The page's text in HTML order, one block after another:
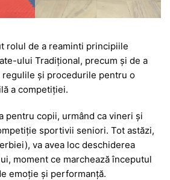
rolul de a reaminti principiile
ului Tradițional, precum și de a
și procedurile pentru o
a competiției.
pentru copii, urmând ca vineri și
sportivii seniori. Tot astăzi,
va avea loc deschiderea
moment ce marchează începutul
emoție și performanță.